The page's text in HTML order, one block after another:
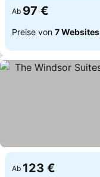
Ab 97 €
Preise von 7 Websites
Ab 123 €